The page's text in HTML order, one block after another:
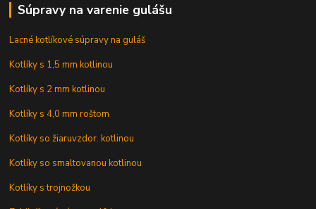
Súpravy na varenie gulášu
Lacné kotlíkové súpravy na guláš
Kotlíky s 1,5 mm kotlinou
Kotlíky s 2 mm kotlinou
Kotlíky s 4,0 mm roštom
Kotlíky so žiaruvzdor. kotlinou
Kotlíky so smaltovanou kotlinou
Kotlíky s trojnožkou